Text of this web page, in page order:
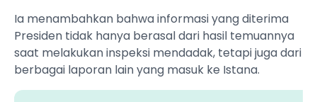
Ia menambahkan bahwa informasi yang diterima
Presiden tidak hanya berasal dari hasil temuannya
saat melakukan inspeksi mendadak, tetapi juga dari
berbagai laporan lain yang masuk ke Istana.